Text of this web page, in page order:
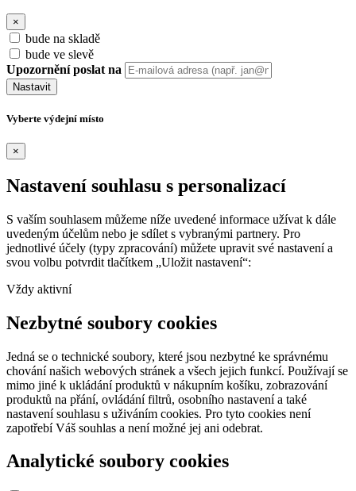
×
bude na skladě
bude ve slevě
Upozornění poslat na
Nastavit
Vyberte výdejní místo
×
Nastavení souhlasu s personalizací
S vaším souhlasem můžeme níže uvedené informace užívat k dále
uvedeným účelům nebo je sdílet s vybranými partnery. Pro
jednotlivé účely (typy zpracování) můžete upravit své nastavení a
svou volbu potvrdit tlačítkem „Uložit nastavení“:
Vždy aktivní
Nezbytné soubory cookies
Jedná se o technické soubory, které jsou nezbytné ke správnému
chování našich webových stránek a všech jejich funkcí. Používají se
mimo jiné k ukládání produktů v nákupním košíku, zobrazování
produktů na přání, ovládání filtrů, osobního nastavení a také
nastavení souhlasu s uživáním cookies. Pro tyto cookies není
zapotřebí Váš souhlas a není možné jej ani odebrat.
Analytické soubory cookies